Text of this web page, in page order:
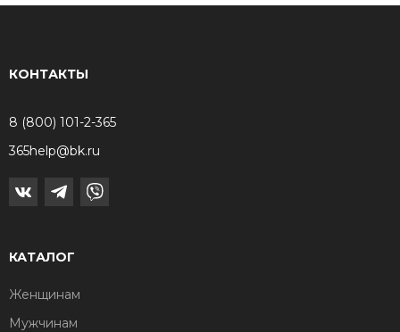
КОНТАКТЫ
8 (800) 101-2-365
365help@bk.ru
КАТАЛОГ
Женщинам
Мужчинам